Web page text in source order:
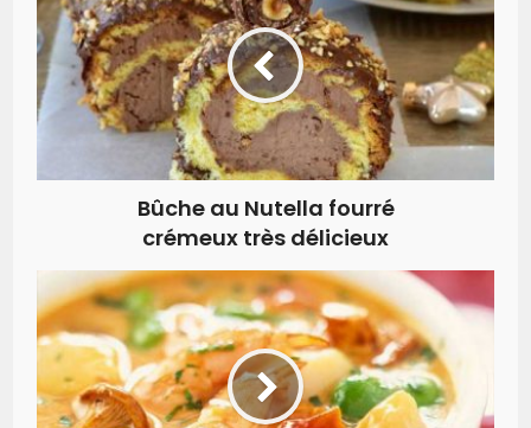
Bûche au Nutella fourré
crémeux très délicieux